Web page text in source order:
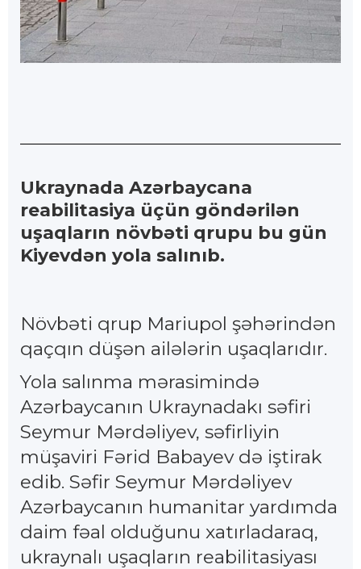
Ukraynada Azərbaycana
reabilitasiya üçün göndərilən
uşaqların növbəti qrupu bu gün
Kiyevdən yola salınıb.
Növbəti qrup Mariupol şəhərindən
qaçqın düşən ailələrin uşaqlarıdır.
Yola salınma mərasimində
Azərbaycanın Ukraynadakı səfiri
Seymur Mərdəliyev, səfirliyin
müşaviri Fərid Babayev də iştirak
edib. Səfir Seymur Mərdəliyev
Azərbaycanın humanitar yardımda
daim fəal olduğunu xatırladaraq,
ukraynalı uşaqların reabilitasiyası